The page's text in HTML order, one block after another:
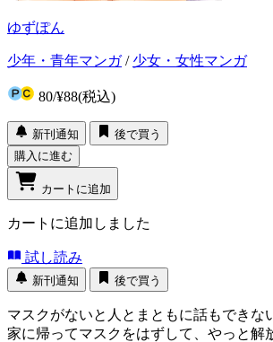
ゆずぽん
少年・青年マンガ/ 少女・女性マンガ
80/¥88(税込)
新刊通知
後で買う
購入に進む
カートに追加
カートに追加しました
試し読み
新刊通知 後で買う
マスクがないと人とまともに話もできな
家に帰ってマスクをはずして、やっと解